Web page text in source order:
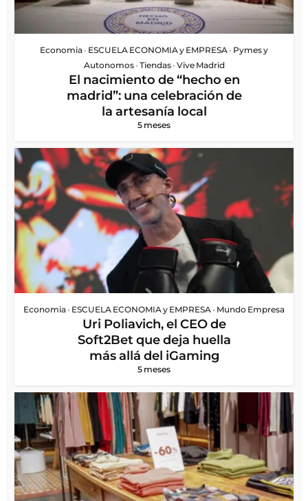
Economia • ESCUELA ECONOMIA y EMPRESA • Pymes y
Autonomos • Tiendas • Vive Madrid
El nacimiento de “hecho en
madrid”: una celebración de
la artesanía local
5 meses
Economia • ESCUELA ECONOMIA y EMPRESA • Mundo Empresa
Uri Poliavich, el CEO de
Soft2Bet que deja huella
más allá del iGaming
5 meses